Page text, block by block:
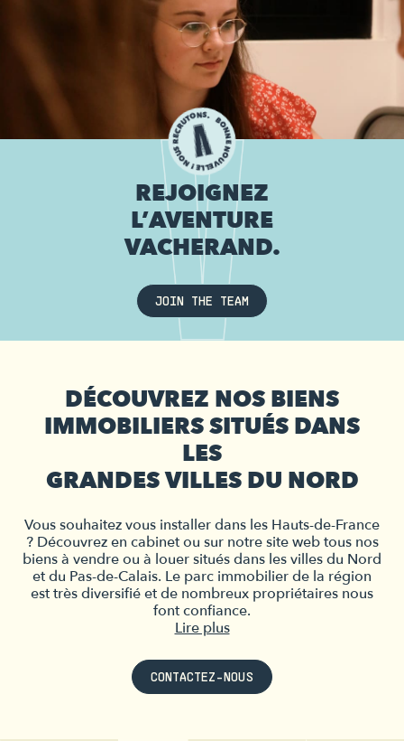
B
O
N
N
E
N
O
U
V
E
L
L
E
!
N
O
U
S
R
ECRUTONS
.
REJOIGNEZ
L’AVENTURE
VACHERAND.
JOIN THE TEAM
DÉCOUVREZ NOS BIENS
IMMOBILIERS SITUÉS DANS
LES
GRANDES VILLES DU NORD
Vous souhaitez vous installer dans les Hauts-de-France
? Découvrez en cabinet ou sur notre site web tous nos
biens à vendre ou à louer situés dans les villes du Nord
et du Pas-de-Calais. Le parc immobilier de la région
est très diversifié et de nombreux propriétaires nous
font confiance.
Lire plus
CONTACTEZ-NOUS